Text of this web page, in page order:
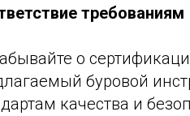
требованиям
о
буровой
качества и